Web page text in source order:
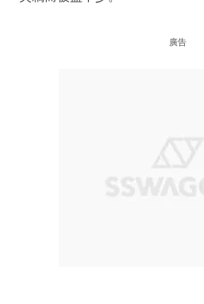
廣告